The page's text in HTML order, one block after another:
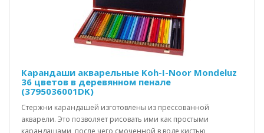
Карандаши акварельные Koh-I-Noor Mondeluz
36 цветов в деревянном пенале
(3795036001DK)
Стержни карандашей изготовлены из прессованной
акварели. Это позволяет рисовать ими как простыми
карандашами, после чего смоченной в воде кистью